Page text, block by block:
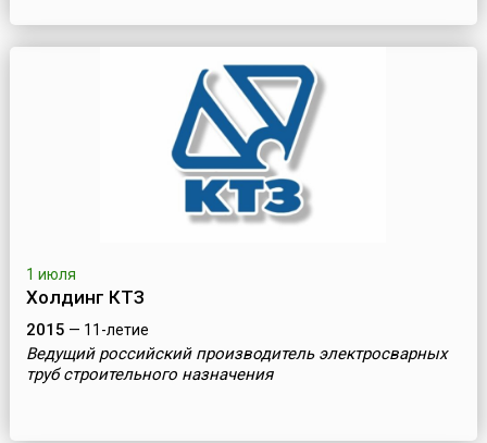
1 июля
Холдинг КТЗ
2015 — 11-летие
Ведущий российский производитель электросварных
труб строительного назначения